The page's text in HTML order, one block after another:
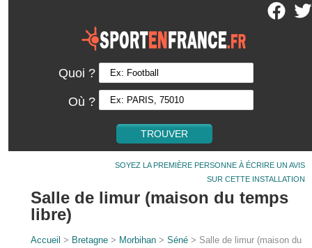
Quoi ?
Où ?
SOYEZ LA PREMIÈRE PERSONNE À ÉCRIRE UN AVIS
SUR CETTE INSTALLATION
Salle de limur (maison du temps
libre)
Accueil > Bretagne > Morbihan >Séné > Salle de limur (maison du